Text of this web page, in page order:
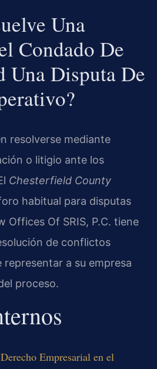
Una
Condado De
Una Disputa De
resolverse mediante
o litigio ante los
Chesterfield County
habitual para disputas
Offices Of SRIS, P.C. tiene
de conflictos
representar a su empresa
proceso.
Empresarial en el